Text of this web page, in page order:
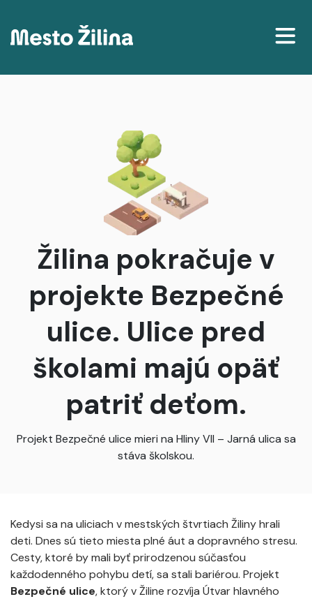
Projekty
Delenie príjmov podľa katastrálneho územia
Žilina pokračuje v
projekte Bezpečné
ulice. Ulice pred
školami majú opäť
patriť deťom.
Projekt Bezpečné ulice mieri na Hliny VII – Jarná ulica sa
stáva školskou.
Kedysi sa na uliciach v mestských štvrtiach Žiliny hrali
deti. Dnes sú tieto miesta plné áut a dopravného stresu.
Cesty, ktoré by mali byť prirodzenou súčasťou
každodenného pohybu detí, sa stali bariérou. Projekt
Bezpečné ulice, ktorý v Žiline rozvíja Útvar hlavného